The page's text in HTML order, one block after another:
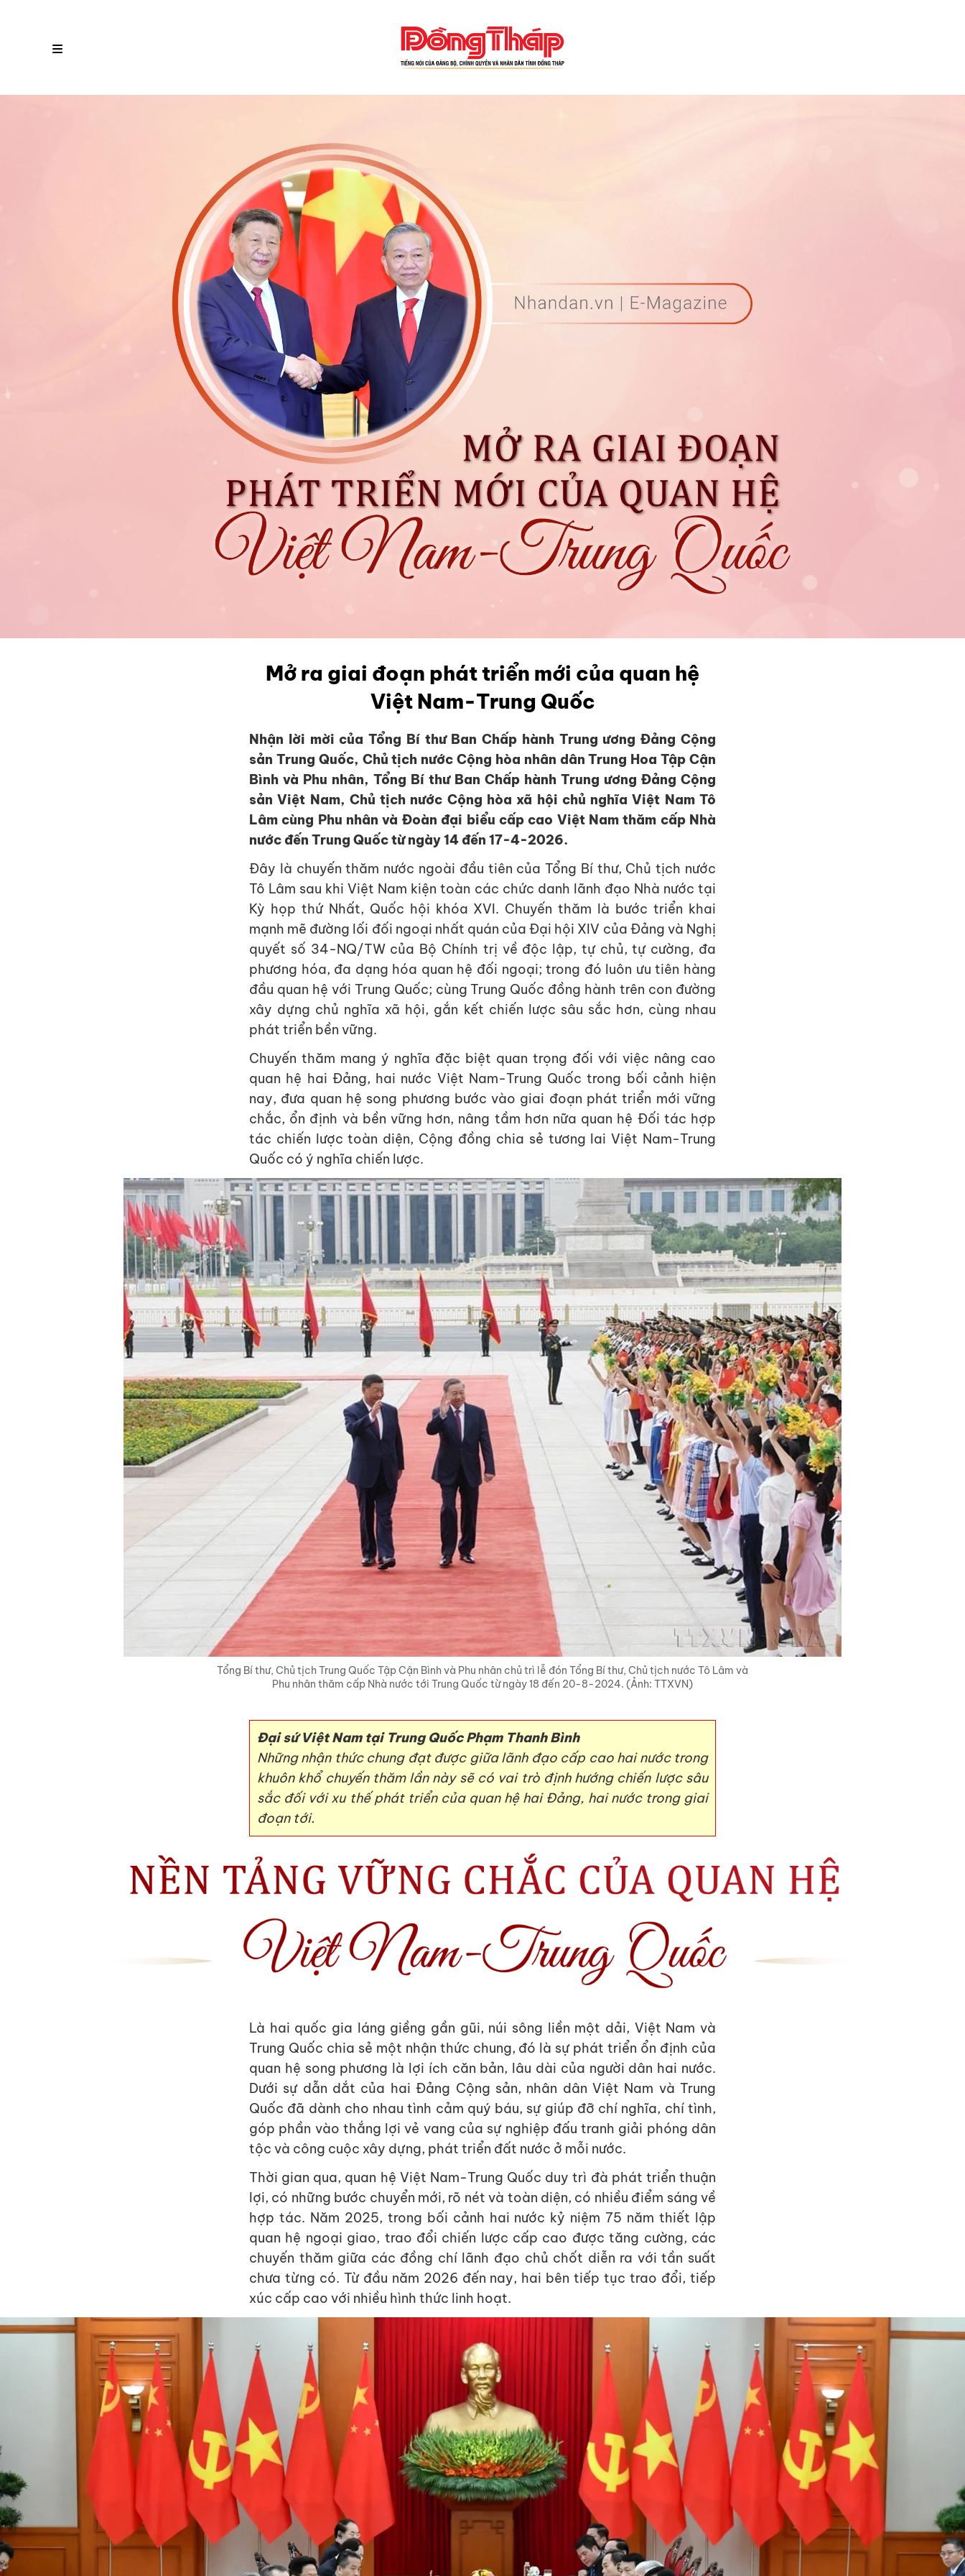
Mở ra giai đoạn phát triển mới của quan hệ
Việt Nam-Trung Quốc
Nhận lời mời của Tổng Bí thư Ban Chấp hành Trung ương Đảng Cộng
sản Trung Quốc, Chủ tịch nước Cộng hòa nhân dân Trung Hoa Tập Cận
Bình và Phu nhân, Tổng Bí thư Ban Chấp hành Trung ương Đảng Cộng
sản Việt Nam, Chủ tịch nước Cộng hòa xã hội chủ nghĩa Việt Nam Tô
Lâm cùng Phu nhân và Đoàn đại biểu cấp cao Việt Nam thăm cấp Nhà
nước đến Trung Quốc từ ngày 14 đến 17-4-2026.
Đây là chuyến thăm nước ngoài đầu tiên của Tổng Bí thư, Chủ tịch nước
Tô Lâm sau khi Việt Nam kiện toàn các chức danh lãnh đạo Nhà nước tại
Kỳ họp thứ Nhất, Quốc hội khóa XVI. Chuyến thăm là bước triển khai
mạnh mẽ đường lối đối ngoại nhất quán của Đại hội XIV của Đảng và Nghị
quyết số 34-NQ/TW của Bộ Chính trị về độc lập, tự chủ, tự cường, đa
phương hóa, đa dạng hóa quan hệ đối ngoại; trong đó luôn ưu tiên hàng
đầu quan hệ với Trung Quốc; cùng Trung Quốc đồng hành trên con đường
xây dựng chủ nghĩa xã hội, gắn kết chiến lược sâu sắc hơn, cùng nhau
phát triển bền vững.
Chuyến thăm mang ý nghĩa đặc biệt quan trọng đối với việc nâng cao
quan hệ hai Đảng, hai nước Việt Nam-Trung Quốc trong bối cảnh hiện
nay, đưa quan hệ song phương bước vào giai đoạn phát triển mới vững
chắc, ổn định và bền vững hơn, nâng tầm hơn nữa quan hệ Đối tác hợp
tác chiến lược toàn diện, Cộng đồng chia sẻ tương lai Việt Nam-Trung
Quốc có ý nghĩa chiến lược.
Tổng Bí thư, Chủ tịch Trung Quốc Tập Cận Bình và Phu nhân chủ trì lễ đón Tổng Bí thư, Chủ tịch nước Tô Lâm và
Phu nhân thăm cấp Nhà nước tới Trung Quốc từ ngày 18 đến 20-8-2024. (Ảnh: TTXVN)
Đại sứ Việt Nam tại Trung Quốc Phạm Thanh Bình
Những nhận thức chung đạt được giữa lãnh đạo cấp cao hai nước trong
khuôn khổ chuyến thăm lần này sẽ có vai trò định hướng chiến lược sâu
sắc đối với xu thế phát triển của quan hệ hai Đảng, hai nước trong giai
đoạn tới.
Là hai quốc gia láng giềng gần gũi, núi sông liền một dải, Việt Nam và
Trung Quốc chia sẻ một nhận thức chung, đó là sự phát triển ổn định của
quan hệ song phương là lợi ích căn bản, lâu dài của người dân hai nước.
Dưới sự dẫn dắt của hai Đảng Cộng sản, nhân dân Việt Nam và Trung
Quốc đã dành cho nhau tình cảm quý báu, sự giúp đỡ chí nghĩa, chí tình,
góp phần vào thắng lợi vẻ vang của sự nghiệp đấu tranh giải phóng dân
tộc và công cuộc xây dựng, phát triển đất nước ở mỗi nước.
Thời gian qua, quan hệ Việt Nam-Trung Quốc duy trì đà phát triển thuận
lợi, có những bước chuyển mới, rõ nét và toàn diện, có nhiều điểm sáng về
hợp tác. Năm 2025, trong bối cảnh hai nước kỷ niệm 75 năm thiết lập
quan hệ ngoại giao, trao đổi chiến lược cấp cao được tăng cường, các
chuyến thăm giữa các đồng chí lãnh đạo chủ chốt diễn ra với tần suất
chưa từng có. Từ đầu năm 2026 đến nay, hai bên tiếp tục trao đổi, tiếp
xúc cấp cao với nhiều hình thức linh hoạt.